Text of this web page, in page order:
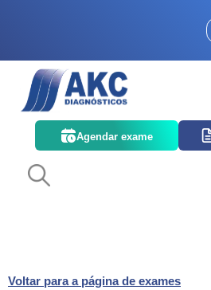
Agendar exame
Voltar para a página de exames